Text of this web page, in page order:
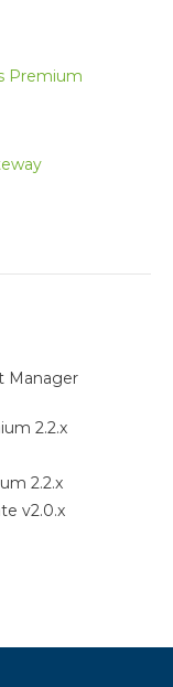
Premium
Manager
2.2.x
2.2.x
v2.0.x